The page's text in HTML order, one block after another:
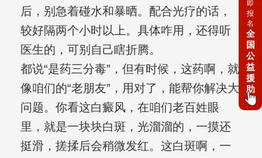
后，别急着碰水和暴晒。配合光疗的话，
较好隔两个小时以上。具体咋用，还得听
医生的，可别自己瞎折腾。
都说“是药三分毒”，但有时候，这药啊，就
像咱们的“老朋友”，用对了，能帮你解决大
问题。你看这白癜风，在咱们老百姓眼
里，就是一块块白斑，光溜溜的，一摸还
挺滑，搓揉后会稍微发红。这白斑啊，一
即
报
名
全
国
公
益
援
助